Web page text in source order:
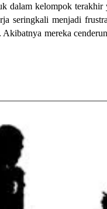
dalam kelompok
seringkali menjadi
Akibatnya mereka